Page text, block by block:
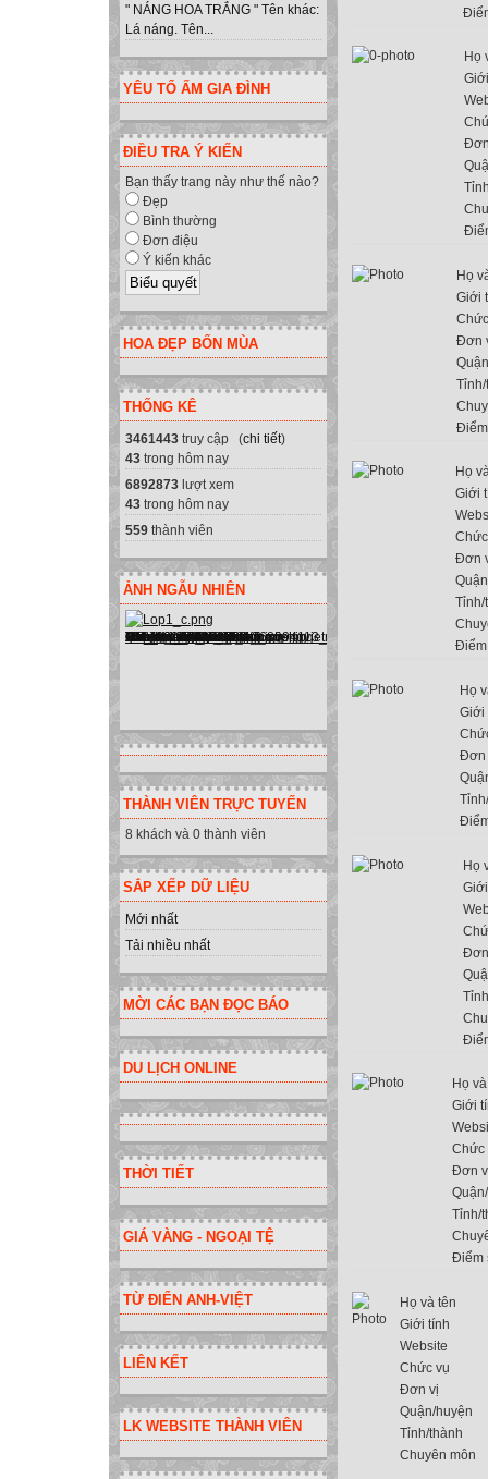
" NÁNG HOA TRẮNG " Tên khác:
Lá náng. Tên...
YÊU TỔ ẤM GIA ĐÌNH
ĐIỀU TRA Ý KIẾN
Bạn thấy trang này như thế nào?
Đẹp
Bình thường
Đơn điệu
Ý kiến khác
HOA ĐẸP BỐN MÙA
THỐNG KÊ
3461443 truy cập (chi tiết)
43 trong hôm nay
6892873 lượt xem
43 trong hôm nay
559 thành viên
ẢNH NGẪU NHIÊN
THÀNH VIÊN TRỰC TUYẾN
8 khách và 0 thành viên
SẮP XẾP DỮ LIỆU
Mới nhất
Tải nhiều nhất
MỜI CÁC BẠN ĐỌC BÁO
DU LỊCH ONLINE
THỜI TIẾT
GIÁ VÀNG - NGOẠI TỆ
TỪ ĐIỂN ANH-VIỆT
LIÊN KẾT
LK WEBSITE THÀNH VIÊN
Họ
Họ
Giới
Đơn
Họ
Giới
Đơn
Tỉnh/
Họ
Giới
Đơn
Họ
Họ
Giới
Chức
Đơn
Tỉnh/
Điểm
Họ và tên
Giới tính
Website
Chức vụ
Đơn vị
Quận/huyện
Tỉnh/thành
Chuyên môn